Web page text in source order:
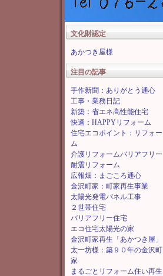
文化財認定
あかつき屋様
注目の記事
手作新聞：ありがとう通心
工事・業務日記
新築：省エネ高性能住宅
快適：HAPPYリフォーム
住宅エコポイント：リフォー
ム
介護リフォームバリアフリー
耐震リフォーム
広報畑：まごころ通心
金沢町家：町家再生事業
太陽光発電パネル工事
２世帯住宅
バリアフリー住宅
エコ住宅太陽光の家
金沢町家再生「あかつき屋」
太一坊様：築９０年の金沢町
家
まるごとリフォーム住い再生